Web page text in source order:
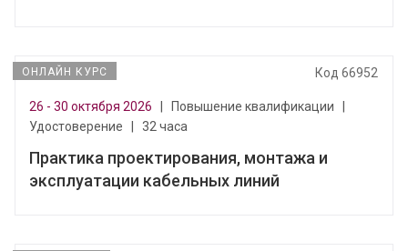
ОНЛАЙН КУРС Код 66952
26 - 30 октября 2026 Повышение квалификации
Удостоверение
32 часа
Практика проектирования, монтажа и
эксплуатации кабельных линий